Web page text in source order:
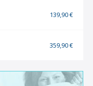
139,90 €
359,90 €